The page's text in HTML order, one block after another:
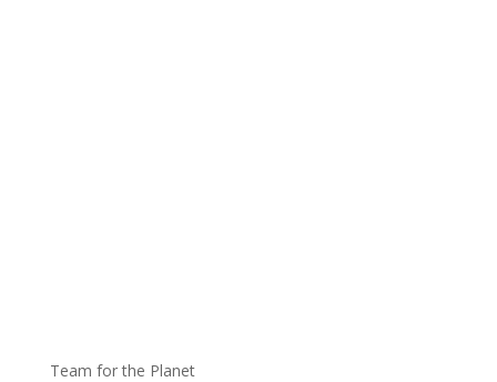
Team for the Planet